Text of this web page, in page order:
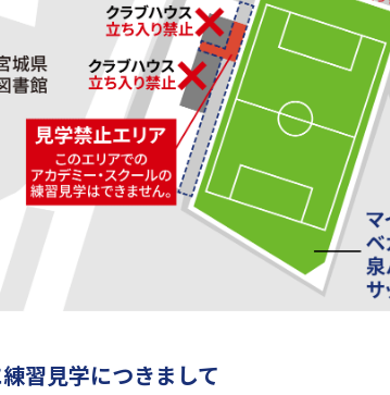
習見学につきまして